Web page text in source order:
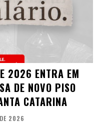
2026 ENTRA EM
DE NOVO PISO
CATARINA
2026